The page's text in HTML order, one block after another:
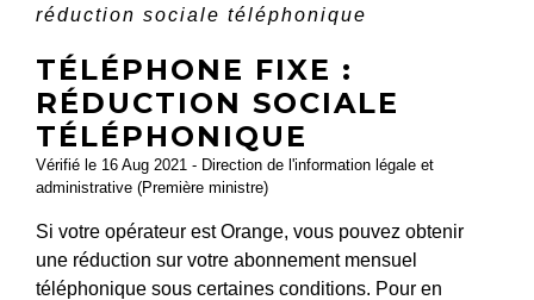
réduction sociale téléphonique
TÉLÉPHONE FIXE :
RÉDUCTION SOCIALE
TÉLÉPHONIQUE
Vérifié le 16 Aug 2021 - Direction de l'information légale et
administrative (Première ministre)
Si votre opérateur est Orange, vous pouvez obtenir
une réduction sur votre abonnement mensuel
téléphonique sous certaines conditions. Pour en